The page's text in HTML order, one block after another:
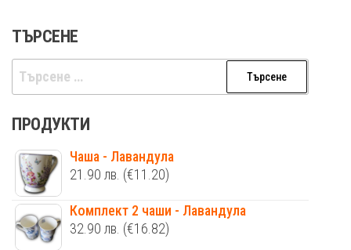
ТЪРСЕНЕ
Търсене
за:
ПРОДУКТИ
Чаша - Лавандула
21.90 лв. (€11.20)
Комплект 2 чаши - Лавандула
32.90 лв. (€16.82)